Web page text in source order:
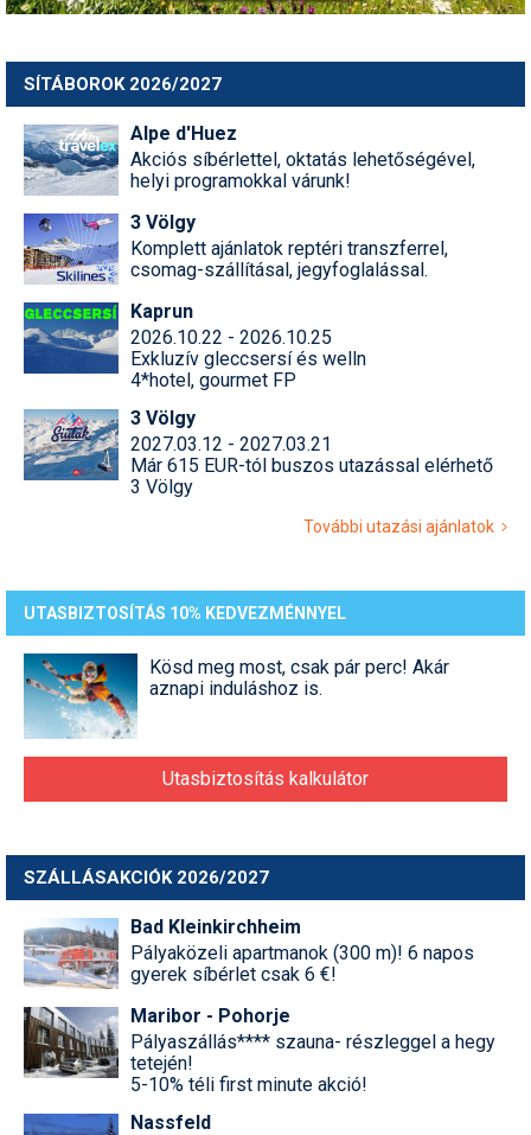
SÍTÁBOROK 2026/2027
Alpe d'Huez
Akciós síbérlettel, oktatás lehetőségével,
helyi programokkal várunk!
3 Völgy
Komplett ajánlatok reptéri transzferrel,
csomag-szállításal, jegyfoglalással.
Kaprun
2026.10.22 - 2026.10.25
Exkluzív gleccsersí és welln
4*hotel, gourmet FP
3 Völgy
2027.03.12 - 2027.03.21
Már 615 EUR-tól buszos utazással elérhető
3 Völgy
További utazási ajánlatok
UTASBIZTOSÍTÁS 10% KEDVEZMÉNNYEL
Kösd meg most, csak pár perc! Akár
aznapi induláshoz is.
Utasbiztosítás kalkulátor
SZÁLLÁSAKCIÓK 2026/2027
Bad Kleinkirchheim
Pályaközeli apartmanok (300 m)! 6 napos
gyerek síbérlet csak 6 €!
Maribor - Pohorje
Pályaszállás**** szauna- részleggel a hegy
tetején!
5-10% téli first minute akció!
Nassfeld